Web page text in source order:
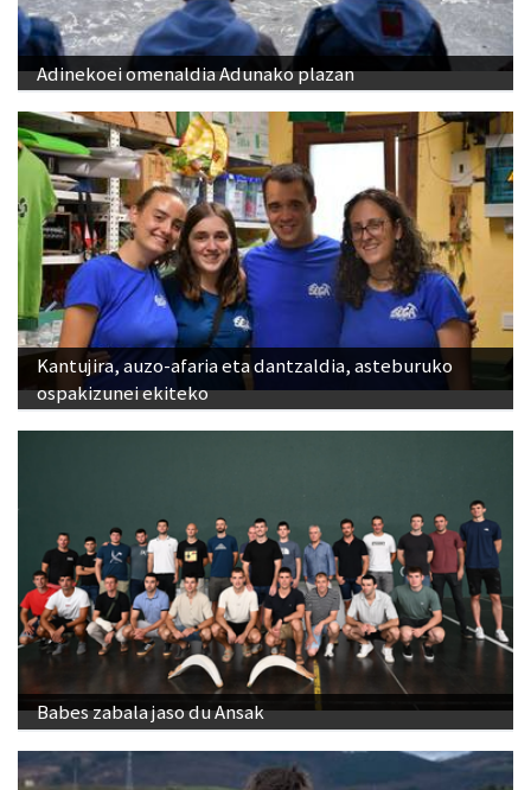
Adinekoei omenaldia Adunako plazan
Kantujira, auzo-afaria eta dantzaldia, asteburuko
ospakizunei ekiteko
Babes zabala jaso du Ansak